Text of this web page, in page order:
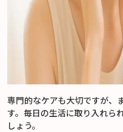
専門的なケアも大切ですが、
す。毎日の生活に取り入れら
しょう。